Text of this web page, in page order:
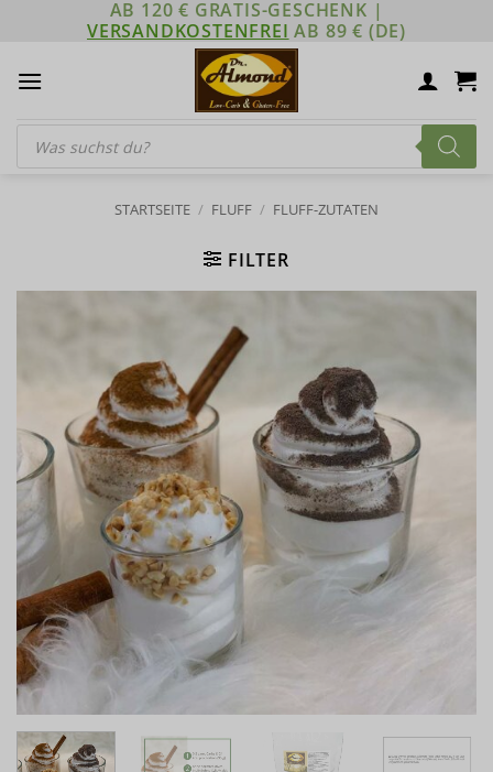
AB 120 € GRATIS-GESCHENK |
VERSANDKOSTENFREI AB 89 € (DE)
Products
search
STARTSEITE / FLUFF / FLUFF-ZUTATEN
FILTER